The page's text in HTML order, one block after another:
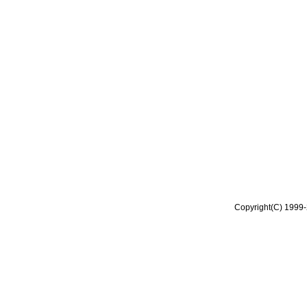
Copyright(C)